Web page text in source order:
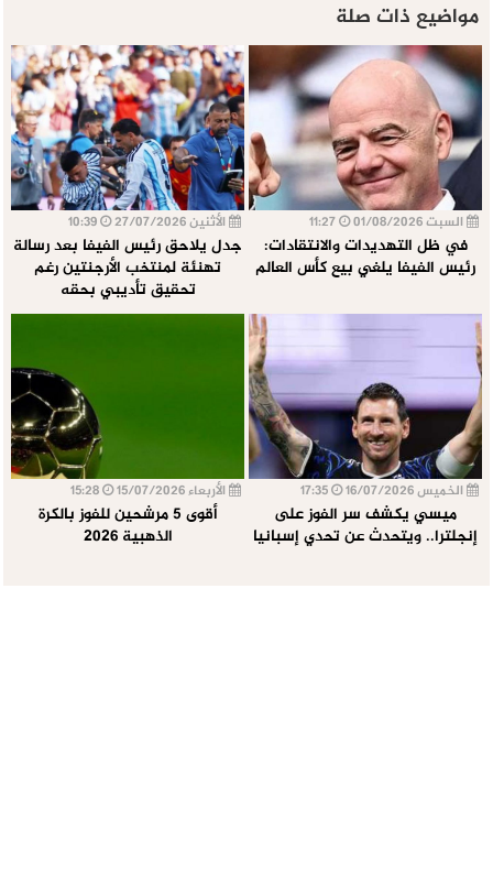
مواضيع ذات صلة
السبت 01/08/2026
في ظل التهديدات والانتقادات:
رئيس الفيفا يلغي بيع كأس العالم
الأثنين 27/07/2026
جدل يلاحق رئيس الفيفا بعد رسالة
تهنئة لمنتخب الأرجنتين رغم
تحقيق تأديبي بحقه
الخميس 16/07/2026
ميسي يكشف سر الفوز على
إنجلترا.. ويتحدث عن تحدي إسبانيا
الأربعاء 15/07/2026
أقوى 5 مرشحين للفوز بالكرة
الذهبية 2026